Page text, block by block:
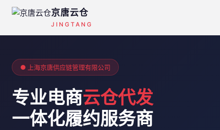
京唐云仓
JINGTANG
● 上海京唐供应链管理有限公司
专业电商云仓代发
一体化履约服务商